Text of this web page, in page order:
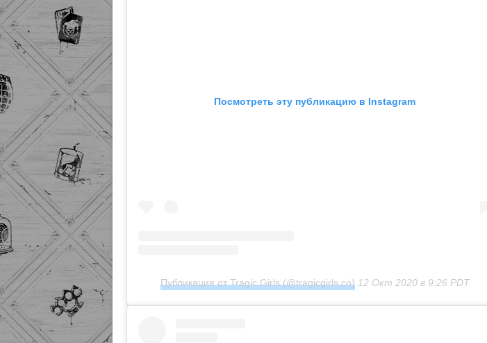
Посмотреть эту публикацию в Instagram
Публикация от Tragic Girls (@tragicgirls.co) 12 Окт 2020 в 9:26 PDT